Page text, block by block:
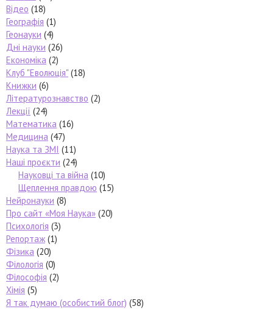
Відео (18)
Географія (1)
Геонауки (4)
Дні науки (26)
Економіка (2)
Клуб "Еволюція" (18)
Книжки (6)
Літературознавство (2)
Лекції (24)
Математика (16)
Медицина (47)
Наука та ЗМІ (11)
Наші проєкти (24)
Науковці та війна (10)
Щеплення правдою (15)
Нейронауки (8)
Про сайт «Моя Наука» (20)
Психологія (3)
Репортаж (1)
Фізика (20)
Філологія (0)
Філософія (2)
Хімія (5)
Я так думаю (особистий блог) (58)